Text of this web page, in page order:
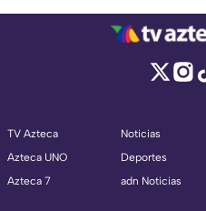
TV Azteca
Azteca UNO
Azteca 7
Noticias
Deportes
adn Noticias